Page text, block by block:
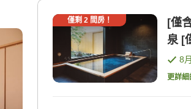
僅剩 2間房！
[僅
泉 [
8
更詳細